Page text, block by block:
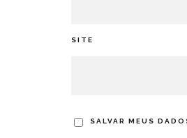
SITE
SALVAR MEUS